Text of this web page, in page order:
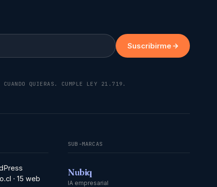
Suscribirme
CUANDO QUIERAS. CUMPLE LEY 21.719.
· 15 web
SUB-MARCAS
Nubiq
IA empresarial